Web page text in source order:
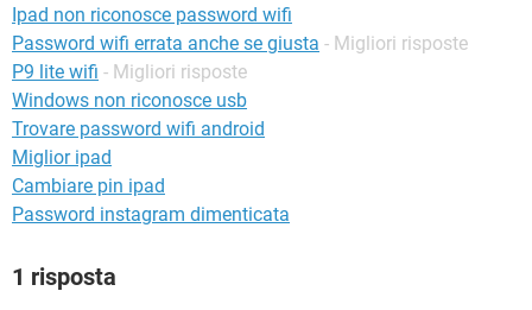
Ipad non riconosce password wifi
Password wifi errata anche se giusta - Migliori risposte
P9 lite wifi - Migliori risposte
Windows non riconosce usb
Trovare password wifi android
Miglior ipad
Cambiare pin ipad
Password instagram dimenticata
1 risposta